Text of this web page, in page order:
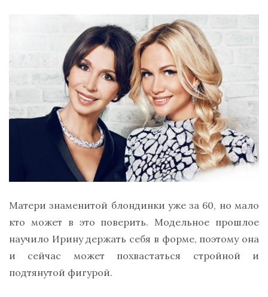
Матери знаменитой блондинки уже за 60, но мало
кто может в это поверить. Модельное прошлое
научило Ирину держать себя в форме, поэтому она
и сейчас может похвастаться стройной и
подтянутой фигурой.